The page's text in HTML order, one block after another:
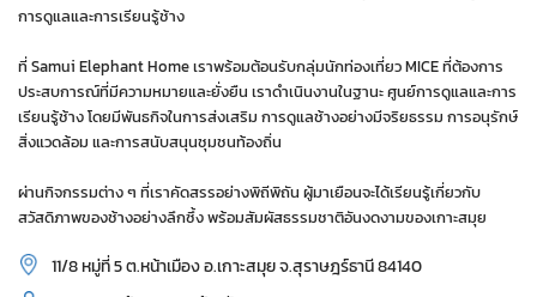
การดูแลและการเรียนรู้ช้าง
ที่ Samui Elephant Home เราพร้อมต้อนรับกลุ่มนักท่องเที่ยว MICE ที่ต้องการ
ประสบการณ์ที่มีความหมายและยั่งยืน เราดำเนินงานในฐานะ ศูนย์การดูแลและการ
เรียนรู้ช้าง โดยมีพันธกิจในการส่งเสริม การดูแลช้างอย่างมีจริยธรรม การอนุรักษ์
สิ่งแวดล้อม และการสนับสนุนชุมชนท้องถิ่น
ผ่านกิจกรรมต่าง ๆ ที่เราคัดสรรอย่างพิถีพิถัน ผู้มาเยือนจะได้เรียนรู้เกี่ยวกับ
สวัสดิภาพของช้างอย่างลึกซึ้ง พร้อมสัมผัสธรรมชาติอันงดงามของเกาะสมุย
11/8 หมู่ที่ 5 ต.หน้าเมือง อ.เกาะสมุย จ.สุราษฎร์ธานี 84140